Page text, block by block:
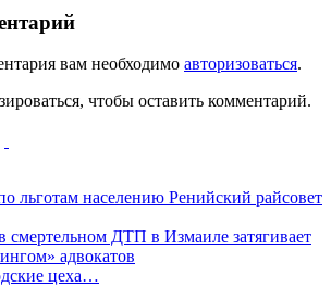
вам необходимо авторизоваться.
чтобы оставить комментарий.
льготам населению Ренийский райсовет
ДТП в Измаиле затягивает
адвокатов
цеха…